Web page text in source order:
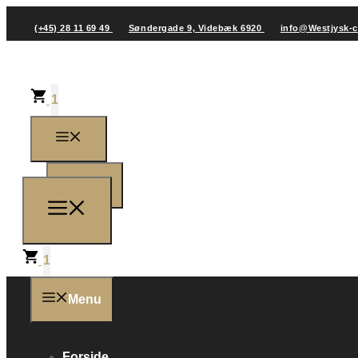
(+45) 28 11 69 49 Søndergade 9, Videbæk 6920 info@Westjysk-
1
1
Menu